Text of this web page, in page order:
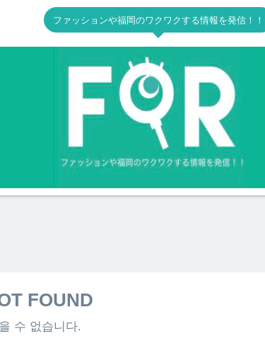
ファッションや福岡のワクワクする情報を発信！！
FOUND
수 없습니다.